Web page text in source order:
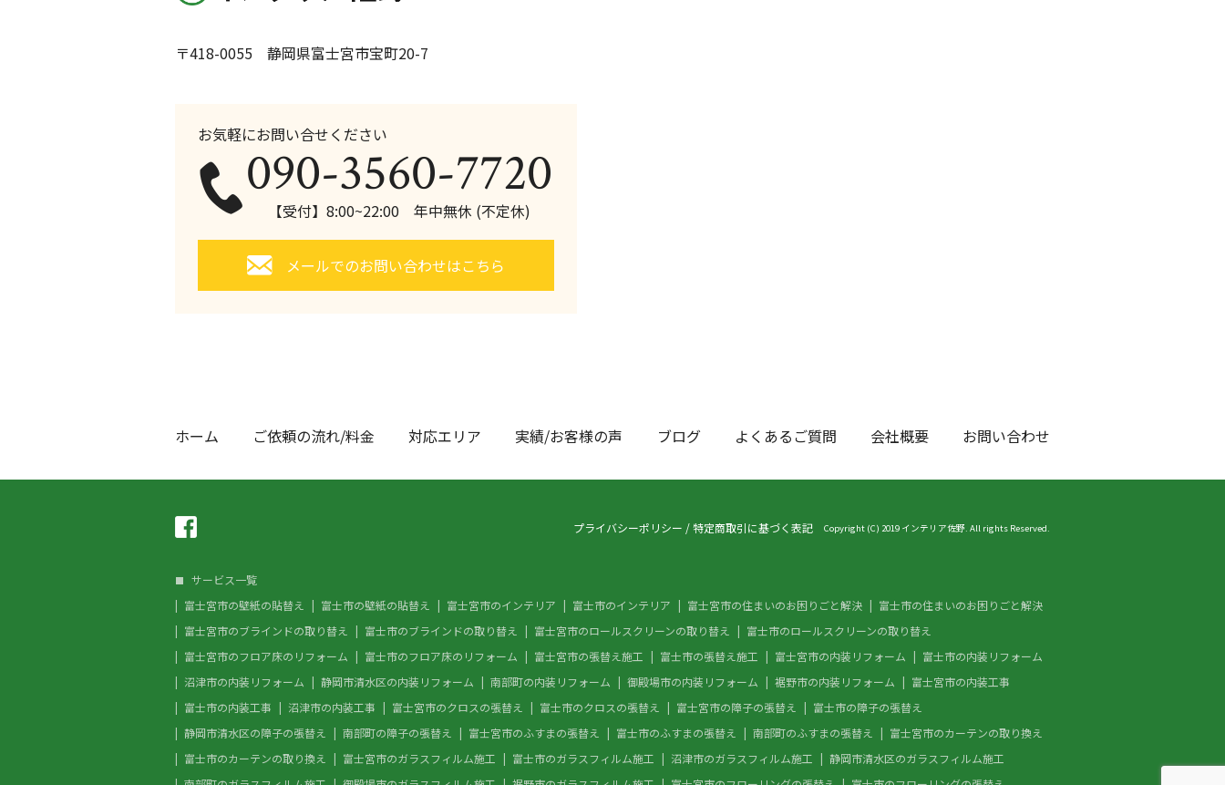
〒418-0055 静岡県富士宮市宝町20-7
お気軽にお問い合せください
090-3560-7720
【受付】8:00~22:00 年中無休 (不定休)
メールでのお問い合わせはこちら
ホーム ご依頼の流れ/料金 対応エリア 実績/お客様の声 ブログ よくあるご質問 会社概要 お問い合わせ
プライバシーポリシー /特定商取引に基づく表記 Copyright (C) 2019 インテリア佐野. All rights Reserved.
サービス一覧
富士宮市の壁紙の貼替え
富士市の壁紙の貼替え 富士宮市のインテリア 富士市のインテリア 富士宮市の住まいのお困りごと解決
富士市の住まいのお困りごと解決
富士宮市のブラインドの取り替え
富士市のブラインドの取り替え 富士宮市のロールスクリーンの取り替え
富士市のロールスクリーンの取り替え
富士宮市のフロア床のリフォーム
富士市のフロア床のリフォーム 富士宮市の張替え施工 富士市の張替え施工 富士宮市の内装リフォーム
富士市の内装リフォーム
沼津市の内装リフォーム
静岡市清水区の内装リフォーム 南部町の内装リフォーム 御殿場市の内装リフォーム 裾野市の内装リフォーム
富士宮市の内装工事
富士市の内装工事
沼津市の内装工事 富士宮市のクロスの張替え 富士市のクロスの張替え 富士宮市の障子の張替え
富士市の障子の張替え
静岡市清水区の障子の張替え
南部町の障子の張替え 富士宮市のふすまの張替え 富士市のふすまの張替え 南部町のふすまの張替え
富士宮市のカーテンの取り換え
富士市のカーテンの取り換え
富士宮市のガラスフィルム施工 富士市のガラスフィルム施工 沼津市のガラスフィルム施工
静岡市清水区のガラスフィルム施工